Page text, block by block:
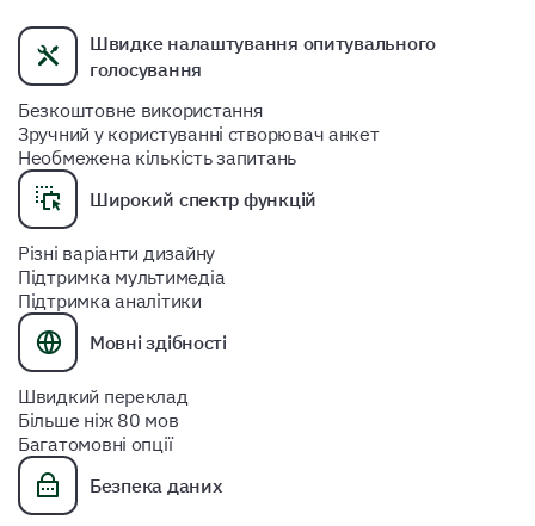
Швидке налаштування опитувального
голосування
Безкоштовне використання
Зручний у користуванні створювач анкет
Необмежена кількість запитань
Широкий спектр функцій
Різні варіанти дизайну
Підтримка мультимедіа
Підтримка аналітики
Мовні здібності
Швидкий переклад
Більше ніж 80 мов
Багатомовні опції
Безпека даних